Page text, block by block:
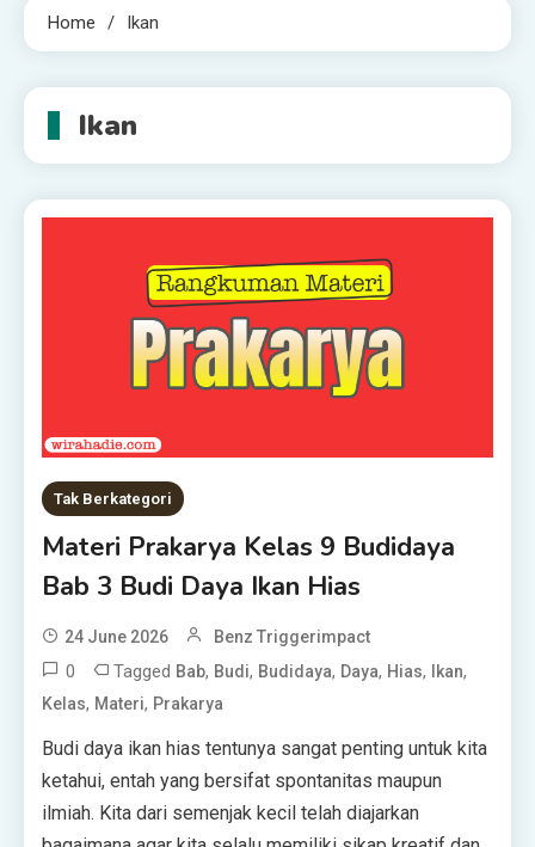
Home Ikan
Ikan
Tak Berkategori
Materi Prakarya Kelas 9 Budidaya
Bab 3 Budi Daya Ikan Hias
24 June 2026 Benz Triggerimpact
0 Tagged Bab, Budi, Budidaya, Daya, Hias, Ikan,
Kelas, Materi, Prakarya
Budi daya ikan hias tentunya sangat penting untuk kita
ketahui, entah yang bersifat spontanitas maupun
ilmiah. Kita dari semenjak kecil telah diajarkan